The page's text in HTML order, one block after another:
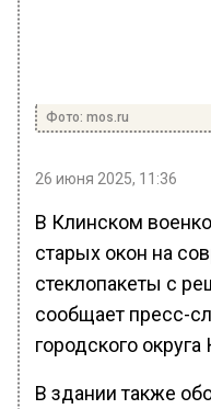
Фото: mos.ru
26 июня 2025, 11:36
В Клинском
старых окон на
стеклопакеты с
сообщает пресс-
городского округа
В здании также